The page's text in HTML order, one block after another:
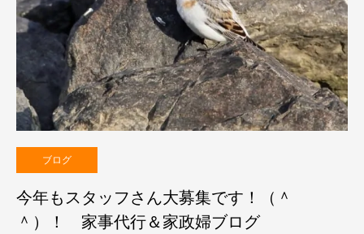
ブログ
今年もスタッフさん大募集です！（＾
＾）！ 家事代行＆家政婦ブログ